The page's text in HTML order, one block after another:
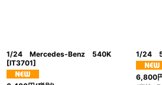
1/24 Mercedes-Benz 540K
[IT3701]
1/24
6,800